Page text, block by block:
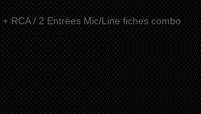
RCA / 2 Entrées Mic/Line fiches combo